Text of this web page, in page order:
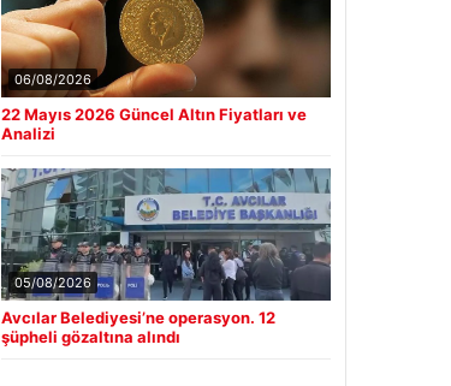
06/08/2026
22 Mayıs 2026 Güncel Altın Fiyatları ve
Analizi
05/08/2026
Avcılar Belediyesi’ne operasyon. 12
şüpheli gözaltına alındı